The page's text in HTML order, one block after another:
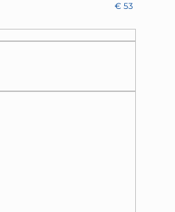
€ 53